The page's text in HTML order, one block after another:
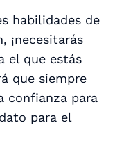
habilidades de
¡necesitarás
el que estás
que siempre
confianza para
para el